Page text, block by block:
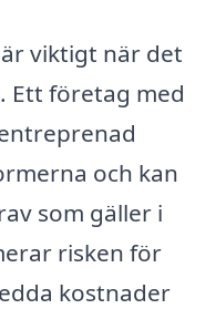
viktigt när det
Ett företag med
och kan
som gäller i
risken för
kostnader